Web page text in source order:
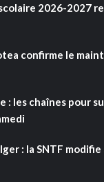
2026-2027
confirme le
: les chaînes pour
: la SNTF modifie